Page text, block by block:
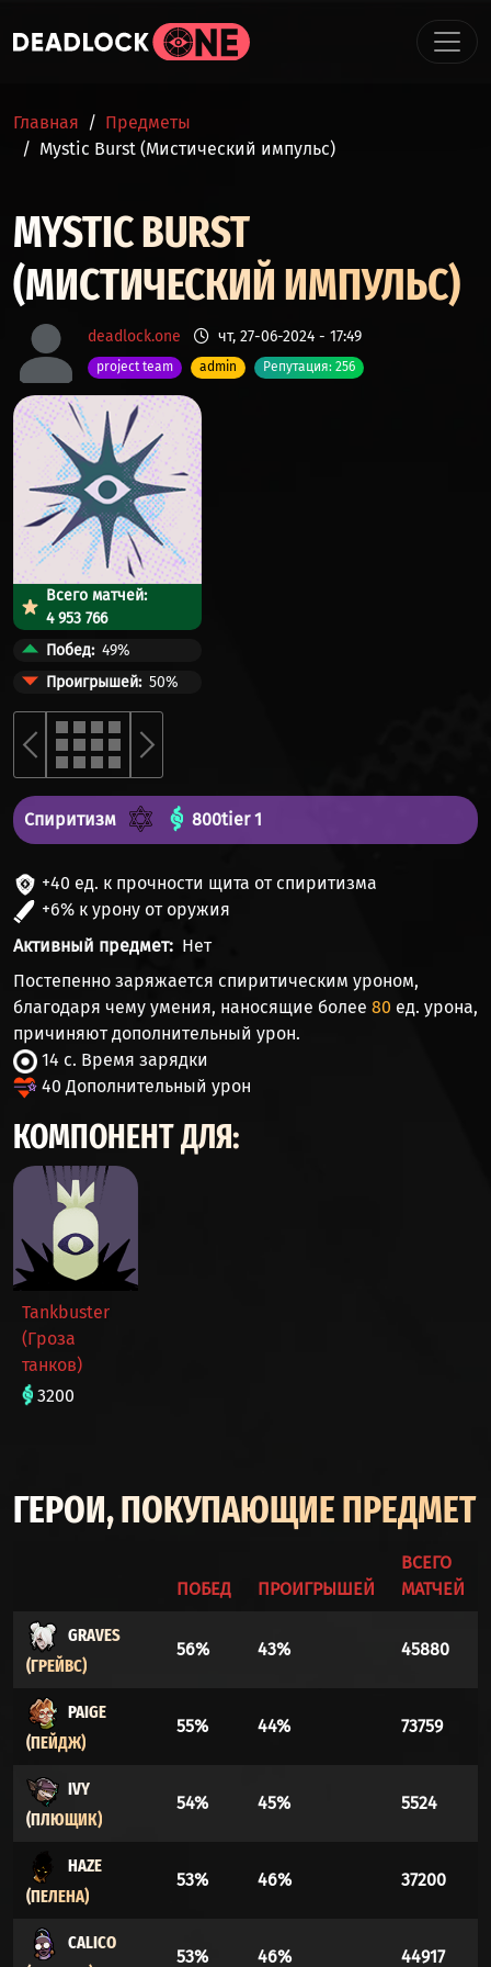
СТРОКА НАВИГАЦИИ
Главная
Предметы
Mystic Burst (Мистический импульс)
MYSTIC BURST
(МИСТИЧЕСКИЙ ИМПУЛЬС)
deadlock.one чт, 27-06-2024 - 17:49
project team admin Репутация: 256
Всего матчей:
4 953 766
Побед 49%
Проигрышей 50%
Спиритизм 800tier 1
+40 ед. к прочности щита от спиритизма
+6% к урону от оружия
Активный предмет
Нет
Постепенно заряжается спиритическим уроном,
благодаря чему умения, наносящие более 80 ед. урона,
причиняют дополнительный урон.
14 с. Время зарядки
40 Дополнительный урон
КОМПОНЕНТ ДЛЯ:
Tankbuster
(Гроза
танков)
3200
ГЕРОИ, ПОКУПАЮЩИЕ ПРЕДМЕТ
ПОБЕД ПРОИГРЫШЕЙ
ВСЕГО
МАТЧЕЙ
GRAVES
(ГРЕЙВС)
56% 43% 45880
PAIGE
(ПЕЙДЖ)
55% 44% 73759
IVY
(ПЛЮЩИК)
54% 45% 5524
HAZE
(ПЕЛЕНА)
53% 46% 37200
CALICO
53% 46% 44917